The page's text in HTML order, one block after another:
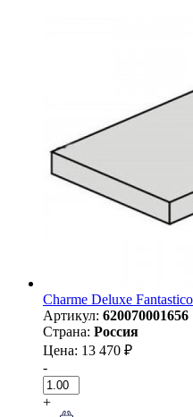
Charme Deluxe
Артикул: 620070001656
Страна: Россия
Цена: 13 470 ₽
-
+